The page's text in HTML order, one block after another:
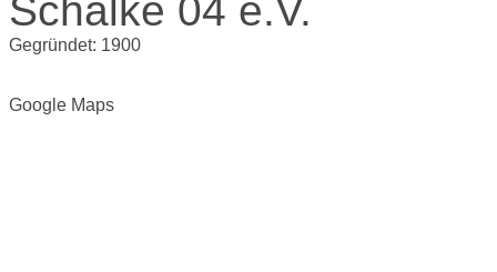
Gegründet: 1900
Google Maps